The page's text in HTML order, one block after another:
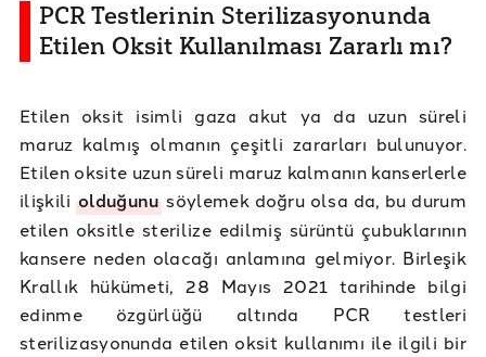
PCR Testlerinin Sterilizasyonunda
Etilen Oksit Kullanılması Zararlı mı?
Etilen oksit isimli gaza akut ya da uzun süreli
maruz kalmış olmanın çeşitli zararları bulunuyor.
Etilen oksite uzun süreli maruz kalmanın kanserlerle
ilişkiliolduğunusöylemek doğru olsa da, bu durum
etilen oksitle sterilize edilmiş sürüntü çubuklarının
kansere neden olacağı anlamına gelmiyor. Birleşik
Krallık hükümeti, 28 Mayıs 2021 tarihinde bilgi
edinme özgürlüğü altında PCR testleri
sterilizasyonunda etilen oksit kullanımı ile ilgili bir